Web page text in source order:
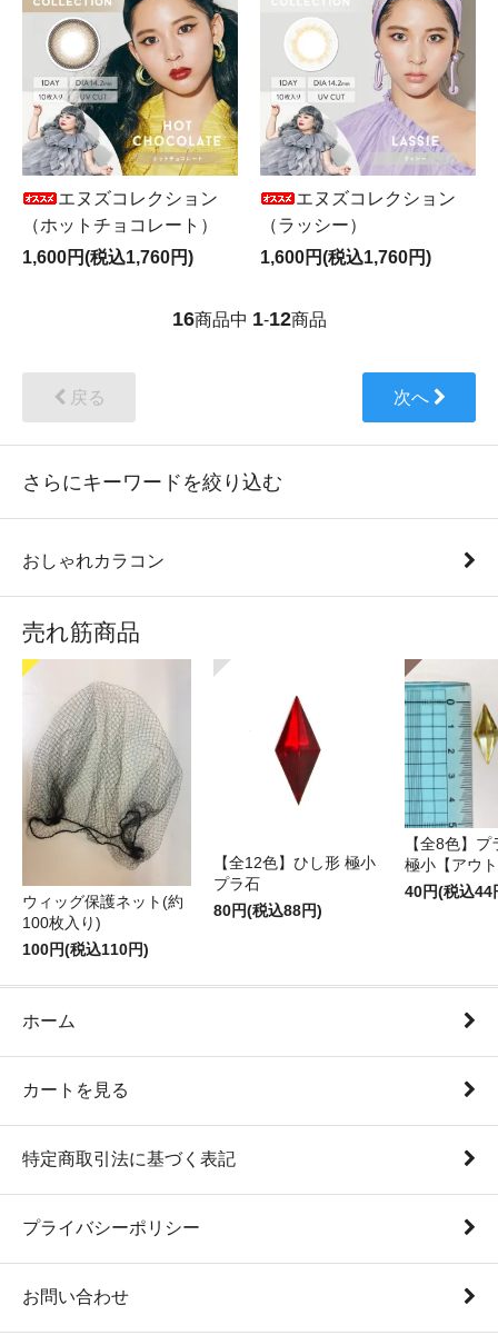
エヌズコレクション
（ホットチョコレート）
1,600円(税込1,760円)
エヌズコレクション
（ラッシー）
1,600円(税込1,760円)
16商品中 1-12商品
戻る 次へ
さらにキーワードを絞り込む
おしゃれカラコン
売れ筋商品
ウィッグ保護ネット(約
100枚入り)
100円(税込110円)
【全12色】ひし形 極小
プラ石
80円(税込88円)
【全8色】
極小【アウ
40円(税込44
ホーム
カートを見る
特定商取引法に基づく表記
プライバシーポリシー
お問い合わせ